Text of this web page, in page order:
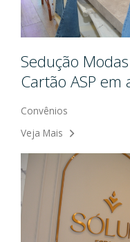
Sedução
Cartão ASP em
Convênios
Veja Mais